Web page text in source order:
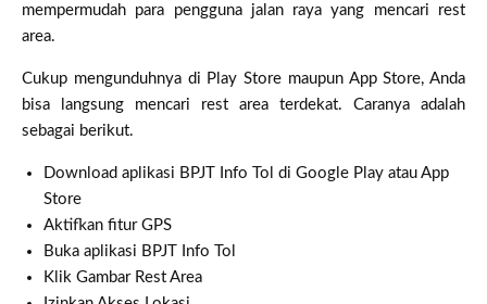
mempermudah para pengguna jalan raya yang mencari rest
area.
Cukup mengunduhnya di Play Store maupun App Store, Anda
bisa langsung mencari rest area terdekat. Caranya adalah
sebagai berikut.
Download aplikasi BPJT Info Tol di Google Play atau App
Store
Aktifkan fitur GPS
Buka aplikasi BPJT Info Tol
Klik Gambar Rest Area